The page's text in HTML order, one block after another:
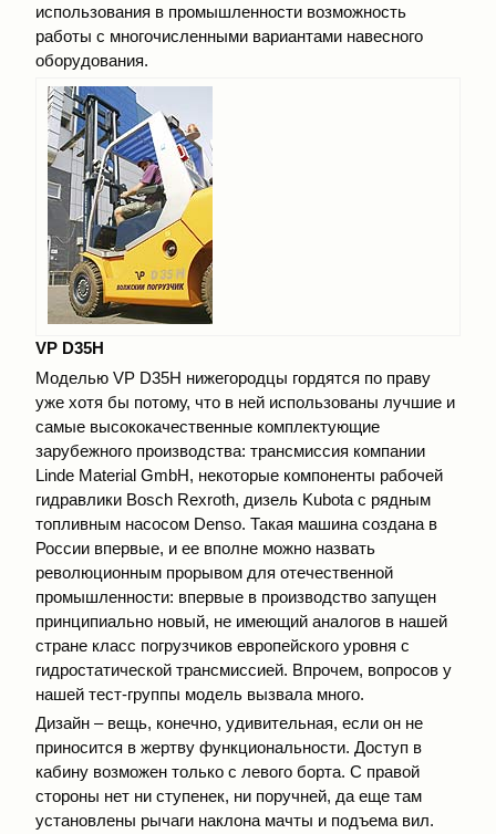
использования в промышленности возможность
работы с многочисленными вариантами навесного
оборудования.
VP D35H
Моделью VP D35Н нижегородцы гордятся по праву
уже хотя бы потому, что в ней использованы лучшие и
самые высококачественные комплектующие
зарубежного производства: трансмиссия компании
Linde Material GmbH, некоторые компоненты рабочей
гидравлики Bosch Rexroth, дизель Kubota с рядным
топливным насосом Denso. Такая машина создана в
России впервые, и ее вполне можно назвать
революционным прорывом для отечественной
промышленности: впервые в производство запущен
принципиально новый, не имеющий аналогов в нашей
стране класс погрузчиков европейского уровня с
гидростатической трансмиссией. Впрочем, вопросов у
нашей тест-группы модель вызвала много.
Дизайн – вещь, конечно, удивительная, если он не
приносится в жертву функциональности. Доступ в
кабину возможен только с левого борта. С правой
стороны нет ни ступенек, ни поручней, да еще там
установлены рычаги наклона мачты и подъема вил.